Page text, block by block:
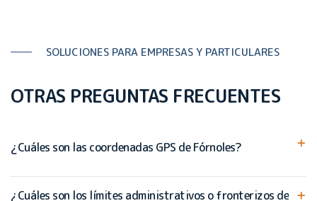
SOLUCIONES PARA EMPRESAS Y PARTICULARES
OTRAS PREGUNTAS FRECUENTES
¿Cuáles son las coordenadas GPS de Fórnoles?
¿Cuáles son los límites administrativos o fronterizos de